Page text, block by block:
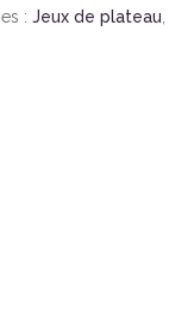
: Jeux de plateau,